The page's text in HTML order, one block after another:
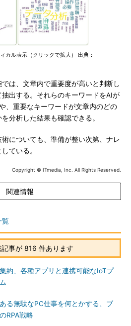
カル表示（クリックで拡大） 出典：
は、文章内で重要度が高いと判断し
出する。それらのキーワードをAIが
、重要なキーワードが文章内のどの
分析した結果も確認できる。
についても、準備が整い次第、ナレ
ている。
Copyright © ITmedia, Inc. All Rights Reserved.
関連情報
覧
事が 816 件あります
約、各種アプリと連携可能なIoTプ
る無駄なPC仕事を何とかする、ブ
RPA戦略